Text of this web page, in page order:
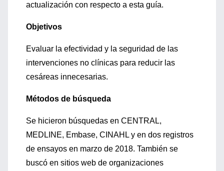
actualización con respecto a esta guía.
Objetivos
Evaluar la efectividad y la seguridad de las
intervenciones no clínicas para reducir las
cesáreas innecesarias.
Métodos de búsqueda
Se hicieron búsquedas en CENTRAL,
MEDLINE, Embase, CINAHL y en dos registros
de ensayos en marzo de 2018. También se
buscó en sitios web de organizaciones